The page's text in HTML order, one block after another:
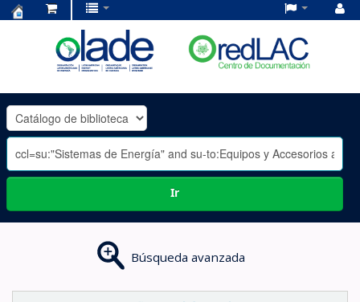
OLADE
-
Ir
Búsqueda avanzada